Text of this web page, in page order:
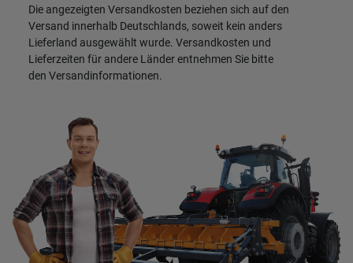
Die angezeigten Versandkosten beziehen sich auf den
Versand innerhalb Deutschlands, soweit kein anders
Lieferland ausgewählt wurde. Versandkosten und
Lieferzeiten für andere Länder entnehmen Sie bitte
den Versandinformationen.